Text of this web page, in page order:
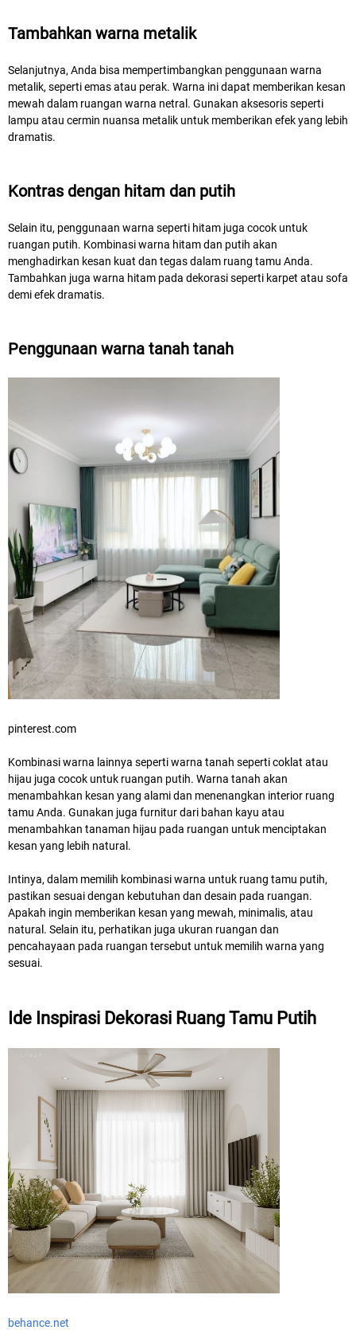
Tambahkan warna metalik
Selanjutnya, Anda bisa mempertimbangkan penggunaan warna
metalik, seperti emas atau perak. Warna ini dapat memberikan kesan
mewah dalam ruangan warna netral. Gunakan aksesoris seperti
lampu atau cermin nuansa metalik untuk memberikan efek yang lebih
dramatis.
Kontras dengan hitam dan putih
Selain itu, penggunaan warna seperti hitam juga cocok untuk
ruangan putih. Kombinasi warna hitam dan putih akan
menghadirkan kesan kuat dan tegas dalam ruang tamu Anda.
Tambahkan juga warna hitam pada dekorasi seperti karpet atau sofa
demi efek dramatis.
Penggunaan warna tanah tanah
pinterest.com
Kombinasi warna lainnya seperti warna tanah seperti coklat atau
hijau juga cocok untuk ruangan putih. Warna tanah akan
menambahkan kesan yang alami dan menenangkan interior ruang
tamu Anda. Gunakan juga furnitur dari bahan kayu atau
menambahkan tanaman hijau pada ruangan untuk menciptakan
kesan yang lebih natural.
Intinya, dalam memilih kombinasi warna untuk ruang tamu putih,
pastikan sesuai dengan kebutuhan dan desain pada ruangan.
Apakah ingin memberikan kesan yang mewah, minimalis, atau
natural. Selain itu, perhatikan juga ukuran ruangan dan
pencahayaan pada ruangan tersebut untuk memilih warna yang
sesuai.
Ide Inspirasi Dekorasi Ruang Tamu Putih
behance.net